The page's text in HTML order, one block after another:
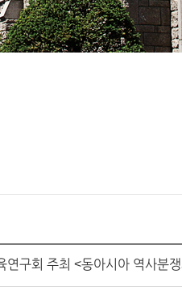
연구회 주최 <동아시아 역사분